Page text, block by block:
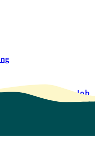
over selvbetjeningJob